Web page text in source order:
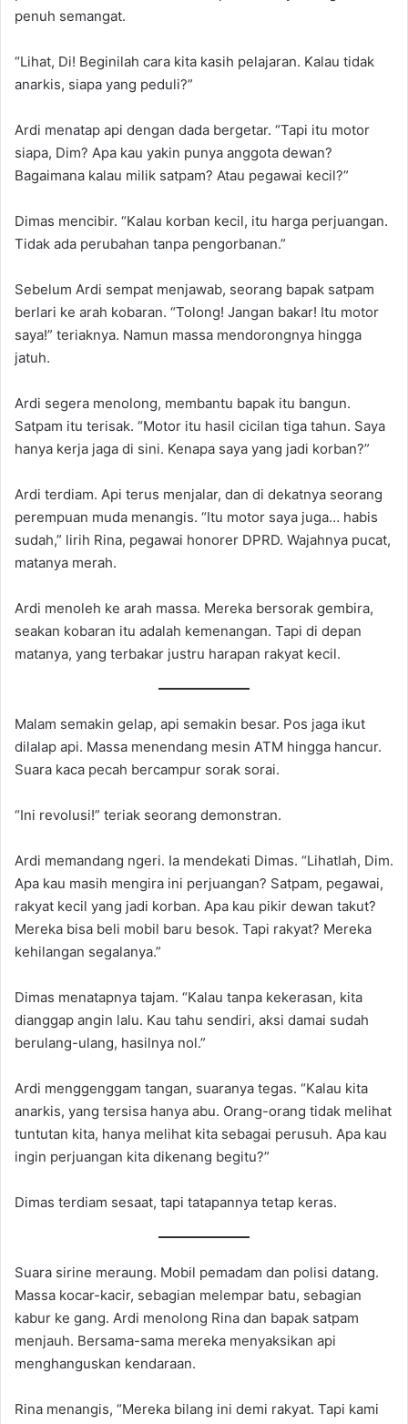
penuh semangat.
“Lihat, Di! Beginilah cara kita kasih pelajaran. Kalau tidak
anarkis, siapa yang peduli?”
Ardi menatap api dengan dada bergetar. “Tapi itu motor
siapa, Dim? Apa kau yakin punya anggota dewan?
Bagaimana kalau milik satpam? Atau pegawai kecil?”
Dimas mencibir. “Kalau korban kecil, itu harga perjuangan.
Tidak ada perubahan tanpa pengorbanan.”
Sebelum Ardi sempat menjawab, seorang bapak satpam
berlari ke arah kobaran. “Tolong! Jangan bakar! Itu motor
saya!” teriaknya. Namun massa mendorongnya hingga
jatuh.
Ardi segera menolong, membantu bapak itu bangun.
Satpam itu terisak. “Motor itu hasil cicilan tiga tahun. Saya
hanya kerja jaga di sini. Kenapa saya yang jadi korban?”
Ardi terdiam. Api terus menjalar, dan di dekatnya seorang
perempuan muda menangis. “Itu motor saya juga… habis
sudah,” lirih Rina, pegawai honorer DPRD. Wajahnya pucat,
matanya merah.
Ardi menoleh ke arah massa. Mereka bersorak gembira,
seakan kobaran itu adalah kemenangan. Tapi di depan
matanya, yang terbakar justru harapan rakyat kecil.
Malam semakin gelap, api semakin besar. Pos jaga ikut
dilalap api. Massa menendang mesin ATM hingga hancur.
Suara kaca pecah bercampur sorak sorai.
“Ini revolusi!” teriak seorang demonstran.
Ardi memandang ngeri. Ia mendekati Dimas. “Lihatlah, Dim.
Apa kau masih mengira ini perjuangan? Satpam, pegawai,
rakyat kecil yang jadi korban. Apa kau pikir dewan takut?
Mereka bisa beli mobil baru besok. Tapi rakyat? Mereka
kehilangan segalanya.”
Dimas menatapnya tajam. “Kalau tanpa kekerasan, kita
dianggap angin lalu. Kau tahu sendiri, aksi damai sudah
berulang-ulang, hasilnya nol.”
Ardi menggenggam tangan, suaranya tegas. “Kalau kita
anarkis, yang tersisa hanya abu. Orang-orang tidak melihat
tuntutan kita, hanya melihat kita sebagai perusuh. Apa kau
ingin perjuangan kita dikenang begitu?”
Dimas terdiam sesaat, tapi tatapannya tetap keras.
Suara sirine meraung. Mobil pemadam dan polisi datang.
Massa kocar-kacir, sebagian melempar batu, sebagian
kabur ke gang. Ardi menolong Rina dan bapak satpam
menjauh. Bersama-sama mereka menyaksikan api
menghanguskan kendaraan.
Rina menangis, “Mereka bilang ini demi rakyat. Tapi kami